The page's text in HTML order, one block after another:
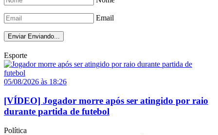
Email
Enviar Enviando...
Esporte
05/08/2026 às 18:26
[VÍDEO] Jogador morre após ser atingido por raio
durante partida de futebol
Política